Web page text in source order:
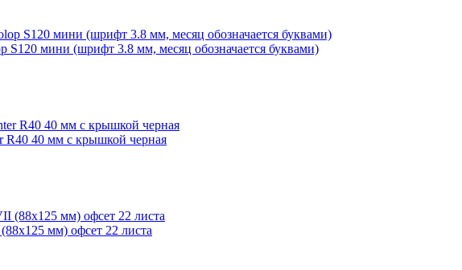
S120 мини (шрифт 3.8 мм, месяц обозначается буквами)
R40 40 мм с крышкой черная
мм) офсет 22 листа